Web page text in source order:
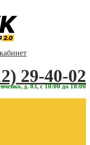
29-40-02
д. 83, с 10:00 до 18:00